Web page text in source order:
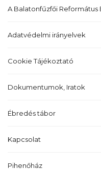
A Balatonfűzfői
Adatvédelmi irányelvek
Cookie Tájékoztató
Dokumentumok, Iratok
Ébredés tábor
Kapcsolat
Pihenőház